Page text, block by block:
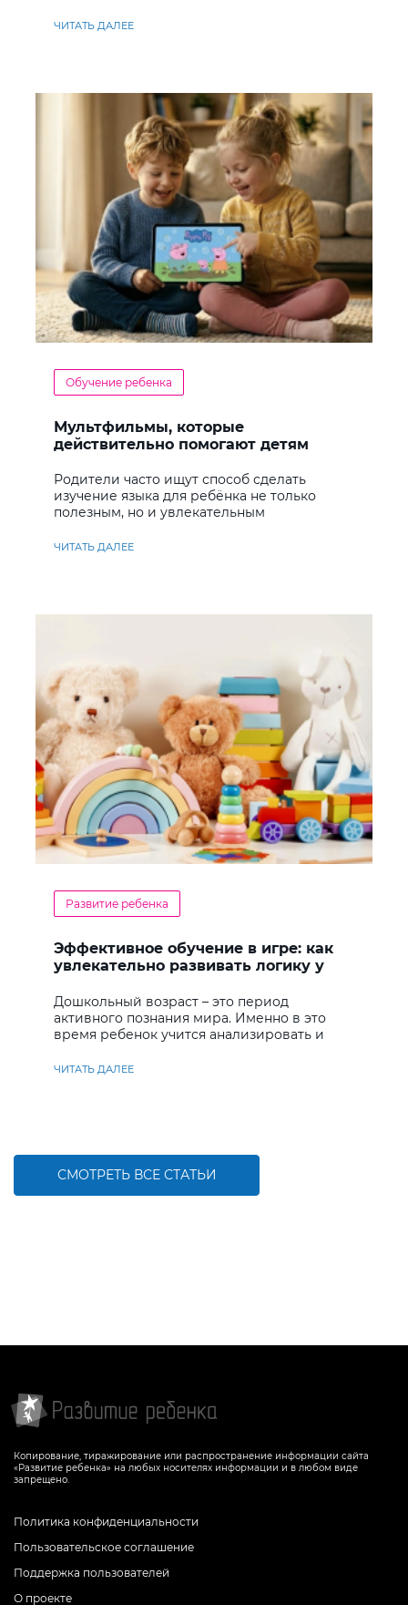
ЧИТАТЬ ДАЛЕЕ
Обучение ребенка
Мультфильмы, которые
действительно помогают детям
Родители часто ищут способ сделать
изучение языка для ребёнка не только
полезным, но и увлекательным
ЧИТАТЬ ДАЛЕЕ
Развитие ребенка
Эффективное обучение в игре: как
увлекательно развивать логику у
Дошкольный возраст – это период
активного познания мира. Именно в это
время ребенок учится анализировать и
ЧИТАТЬ ДАЛЕЕ
СМОТРЕТЬ ВСЕ СТАТЬИ
Копирование, тиражирование или распространение информации сайта
«Развитие ребенка» на любых носителях информации и в любом виде
запрещено.
Политика конфиденциальности
Пользовательское соглашение
Поддержка пользователей
О проекте